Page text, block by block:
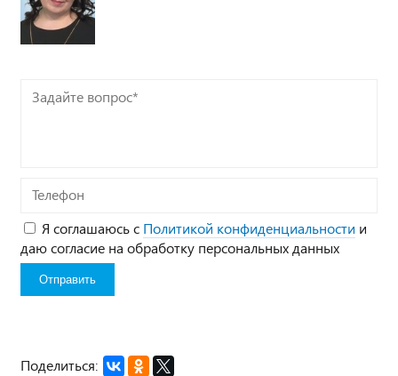
Задайте
Телефон
Я соглашаюсь с Политикой конфиденциальности и
даю согласие на обработку персональных данных
Поделиться: